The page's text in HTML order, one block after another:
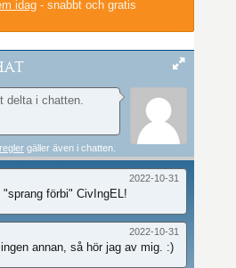
idag- snabbt och gratis
delta i chatten.
gäller även i chatten.
2022-10-31
"sprang förbi" CivIngEL!
2022-10-31
annan, så hör jag av mig. :)